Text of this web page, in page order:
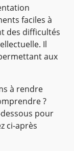
faciles à
des difficultés
Il
aux
à rendre
?
pour
ci-après